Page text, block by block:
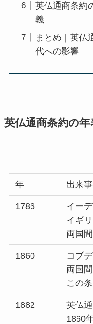
英仏通商条約
義
まとめ｜英仏
代への影響
英仏通商条約の年
年 出来事
1786
イー
イギ
両国
1860
コブ
両国
この
1882
英仏
1860